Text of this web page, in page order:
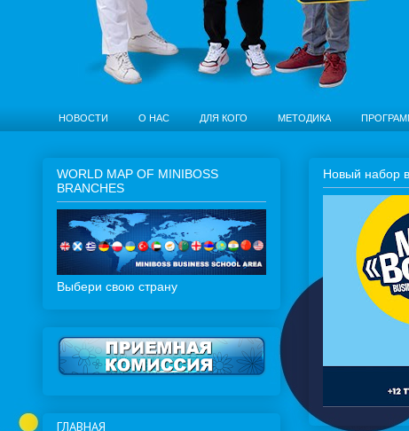
НОВОСТИ О НАС ДЛЯ КОГО МЕТОДИКА
Новый набор
WORLD MAP OF MINIBOSS
BRANCHES
Выбери свою страну
ГЛАВНАЯ